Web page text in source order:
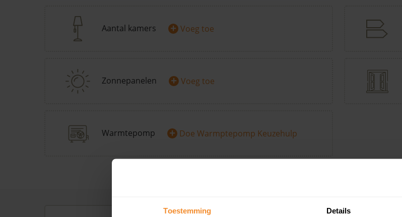
Toestemming Details
Aantal kamers + Voeg toe
Zonnepanelen + Voeg toe
Warmtepomp + Doe Warmptepomp Keuzehulp